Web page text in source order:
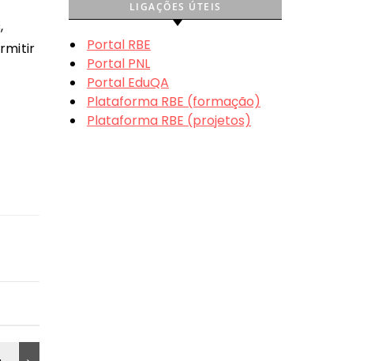
LIGAÇÕES ÚTEIS
Portal RBE
Portal PNL
Portal EduQA
Plataforma RBE (formação)
Plataforma RBE (projetos)